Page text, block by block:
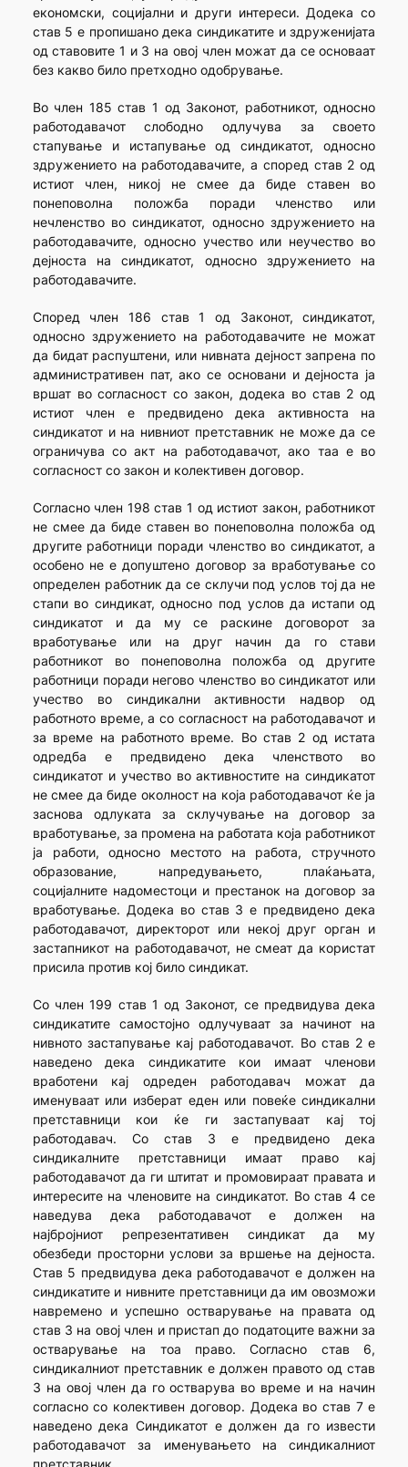
економски, социјални и други интереси. Додека со
став 5 е пропишано дека синдикатите и здруженијата
од ставовите 1 и 3 на овој член можат да се основаат
без какво било претходно одобрување.
Во член 185 став 1 од Законот, работникот, односно
работодавачот слободно одлучува за своето
стапување и истапување од синдикатот, односно
здружението на работодавачите, а според став 2 од
истиот член, никој не смее да биде ставен во
понеповолна положба поради членство или
нечленство во синдикатот, односно здружението на
работодавачите, односно учество или неучество во
дејноста на синдикатот, односно здружението на
работодавачите.
Според член 186 став 1 од Законот, синдикатот,
односно здружението на работодавачите не можат
да бидат распуштени, или нивната дејност запрена по
административен пат, ако се основани и дејноста ја
вршат во согласност со закон, додека во став 2 од
истиот член е предвидено дека активноста на
синдикатот и на нивниот претставник не може да се
ограничува со акт на работодавачот, ако таа е во
согласност со закон и колективен договор.
Согласно член 198 став 1 од истиот закон, работникот
не смее да биде ставен во понеповолна положба од
другите работници поради членство во синдикатот, а
особено не е допуштено договор за вработување со
определен работник да се склучи под услов тој да не
стапи во синдикат, односно под услов да истапи од
синдикатот и да му се раскине договорот за
вработување или на друг начин да го стави
работникот во понеповолна положба од другите
работници поради негово членство во синдикатот или
учество во синдикални активности надвор од
работното време, а со согласност на работодавачот и
за време на работното време. Во став 2 од истата
одредба е предвидено дека членството во
синдикатот и учество во активностите на синдикатот
не смее да биде околност на која работодавачот ќе ја
заснова одлуката за склучување на договор за
вработување, за промена на работата која работникот
ја работи, односно местото на работа, стручното
образование, напредувањето, плаќањата,
социјалните надоместоци и престанок на договор за
вработување. Додека во став 3 е предвидено дека
работодавачот, директорот или некој друг орган и
застапникот на работодавачот, не смеат да користат
присила против кој било синдикат.
Со член 199 став 1 од Законот, се предвидува дека
синдикатите самостојно одлучуваат за начинот на
нивното застапување кај работодавачот. Во став 2 е
наведено дека синдикатите кои имаат членови
вработени кај одреден работодавач можат да
именуваат или изберат еден или повеќе синдикални
претставници кои ќе ги застапуваат кај тој
работодавач. Со став 3 е предвидено дека
синдикалните претставници имаат право кај
работодавачот да ги штитат и промовираат правата и
интересите на членовите на синдикатот. Во став 4 се
наведува дека работодавачот е должен на
најбројниот репрезентативен синдикат да му
обезбеди просторни услови за вршење на дејноста.
Став 5 предвидува дека работодавачот е должен на
синдикатите и нивните претставници да им овозможи
навремено и успешно остварување на правата од
став 3 на овој член и пристап до податоците важни за
остварување на тоа право. Согласно став 6,
синдикалниот претставник е должен правото од став
3 на овој член да го остварува во време и на начин
согласно со колективен договор. Додека во став 7 е
наведено дека Синдикатот е должен да го извести
работодавачот за именувањето на синдикалниот